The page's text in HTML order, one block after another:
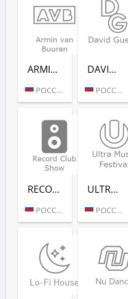
ARMIN VAN BUUREN - RADIO RECORD
РОССИЯ (МОСКВА)
DAVID GUETTA - RADIO RECORD
РОССИЯ (МОСКВА)
RECORD CLUB SHOW - RADIO RECORD
РОССИЯ (МОСКВА)
ULTRA MUSIC FESTIVAL - РАДИО РЕКОРД
РОССИЯ (МОСКВА)